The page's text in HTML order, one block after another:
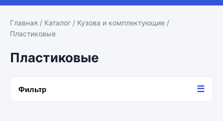
Главная / Каталог / Кузова и комплектующие /
Пластиковые
Пластиковые
Фильтр ☰